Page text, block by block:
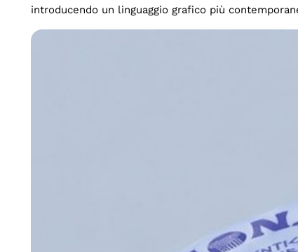
introducendo un linguaggio grafico più